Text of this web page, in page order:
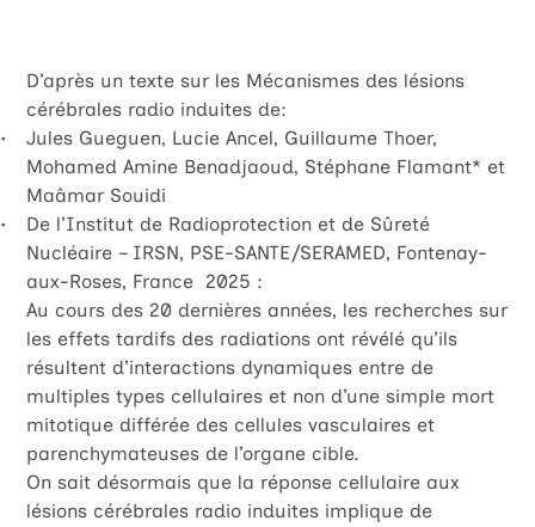
D’après un texte sur les Mécanismes des lésions
cérébrales radio induites de:
Jules Gueguen, Lucie Ancel, Guillaume Thoer,
Mohamed Amine Benadjaoud, Stéphane Flamant* et
Maâmar Souidi
De l’Institut de Radioprotection et de Sûreté
Nucléaire – IRSN, PSE-SANTE/SERAMED, Fontenay-
aux-Roses, France 2025 :
Au cours des 20 dernières années, les recherches sur
les effets tardifs des radiations ont révélé qu’ils
résultent d’interactions dynamiques entre de
multiples types cellulaires et non d’une simple mort
mitotique différée des cellules vasculaires et
parenchymateuses de l’organe cible.
On sait désormais que la réponse cellulaire aux
lésions cérébrales radio induites implique de